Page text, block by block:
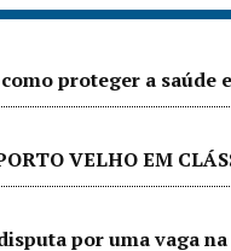
proteger a saúde
VELHO EM
por uma vaga